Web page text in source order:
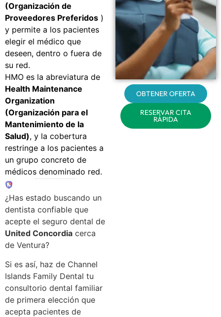
(Organización de
Proveedores Preferidos )
y permite a los pacientes
elegir el médico que
deseen, dentro o fuera de
su red.
HMO es la abreviatura de
Health Maintenance
Organization
(Organización para el
Mantenimiento de la
Salud), y la cobertura
restringe a los pacientes a
un grupo concreto de
médicos denominado red.
¿Has estado buscando un
dentista confiable que
acepte el seguro dental de
United Concordia cerca
de Ventura?
Si es así, haz de Channel
Islands Family Dental tu
consultorio dental familiar
de primera elección que
acepta pacientes de
OBTENER OFERTA
RESERVAR CITA
RÁPIDA